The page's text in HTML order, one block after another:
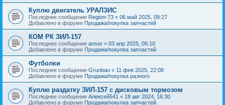
Куплю двигатель УРАЛЗИС
Последнее сообщение Region-73 « 06 май 2025, 09:27
Добавлено в форуме Продажа/покупка запчастей
КОМ РК ЗИЛ-157
Последнее сообщение ansor « 03 апр 2025, 06:10
Добавлено в форуме Продажа/покупка запчастей
Футболки
Последнее сообщение Grunbau « 11 фев 2025, 22:08
Добавлено в форуме Продажа/покупка разного
Куплю раздатку ЗИЛ-157 с дисковым тормозом
Последнее сообщение Алексей541 « 18 авг 2024, 16:30
Добавлено в форуме Продажа/покупка запчастей